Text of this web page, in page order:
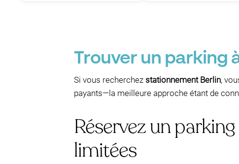
Trouver un parking
Si vous recherchez stationnement Berlin,
payants—la meilleure approche étant de
Réservez un
limitées